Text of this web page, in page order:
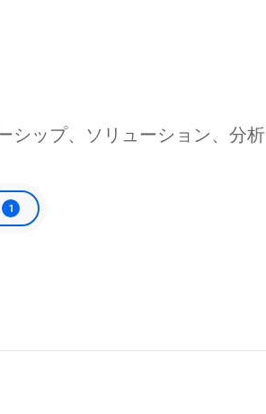
シップ、ソリューション、分析
1